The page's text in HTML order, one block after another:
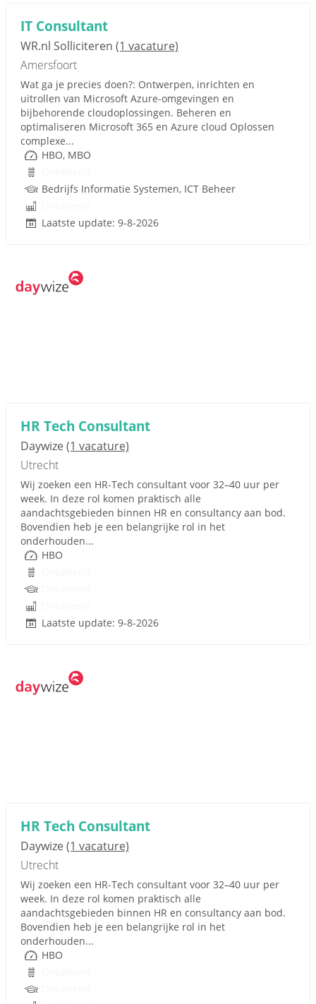
IT Consultant
WR.nl Solliciteren (1 vacature)
Amersfoort
Wat ga je precies doen?: Ontwerpen, inrichten en
uitrollen van Microsoft Azure-omgevingen en
bijbehorende cloudoplossingen. Beheren en
optimaliseren Microsoft 365 en Azure cloud Oplossen
complexe...
HBO, MBO
Bedrijfs Informatie Systemen, ICT Beheer
Laatste update: 9-8-2026
HR Tech Consultant
Daywize(1 vacature)
Utrecht
Wij zoeken een HR-Tech consultant voor 32–40 uur per
week. In deze rol komen praktisch alle
aandachtsgebieden binnen HR en consultancy aan bod.
Bovendien heb je een belangrijke rol in het
onderhouden...
HBO
Laatste update: 9-8-2026
HR Tech Consultant
Daywize(1 vacature)
Utrecht
Wij zoeken een HR-Tech consultant voor 32–40 uur per
week. In deze rol komen praktisch alle
aandachtsgebieden binnen HR en consultancy aan bod.
Bovendien heb je een belangrijke rol in het
onderhouden...
HBO